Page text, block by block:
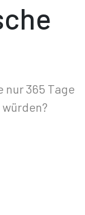
nur 365 Tage